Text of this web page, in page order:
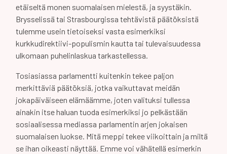
etäiseltä monen suomalaisen mielestä, ja syystäkin.
Brysselissä tai Strasbourgissa tehtävistä päätöksistä
tulemme usein tietoiseksi vasta esimerkiksi
kurkkudirektiivi-populismin kautta tai tulevaisuudessa
ulkomaan puhelinlaskua tarkastellessa.
Tosiasiassa parlamentti kuitenkin tekee paljon
merkittäviä päätöksiä, jotka vaikuttavat meidän
jokapäiväiseen elämäämme, joten valituksi tullessa
ainakin itse haluan tuoda esimerkiksi jo pelkästään
sosiaalisessa mediassa parlamentin arjen jokaisen
suomalaisen luokse. Mitä meppi tekee viikoittain ja miltä
se ihan oikeasti näyttää. Emme voi vähätellä esimerkin